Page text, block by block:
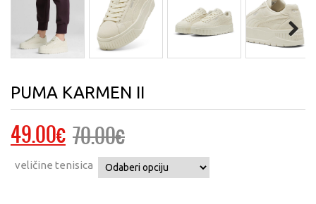
Next
PUMA KARMEN II
70.00€
Izvorna
cijena
49.00€ Trenutna
cijena
veličine tenisica